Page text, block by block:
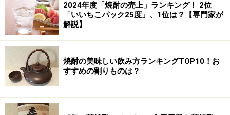
2024年度「焼酎の売上」ランキング！ 2位
「いいちこパック25度」、1位は？【専門家が
解説】
焼酎の美味しい飲み方ランキングTOP10！お
すすめの割りものは？